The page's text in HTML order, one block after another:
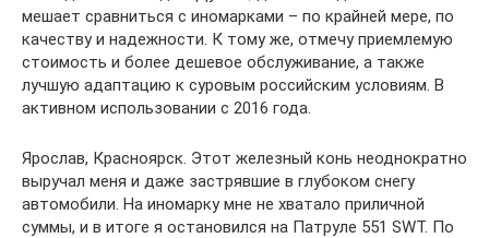
мешает сравниться с иномарками – по крайней мере, по
качеству и надежности. К тому же, отмечу приемлемую
стоимость и более дешевое обслуживание, а также
лучшую адаптацию к суровым российским условиям. В
активном использовании с 2016 года.
Ярослав, Красноярск. Этот железный конь неоднократно
выручал меня и даже застрявшие в глубоком снегу
автомобили. На иномарку мне не хватало приличной
суммы, и в итоге я остановился на Патруле 551 SWT. По